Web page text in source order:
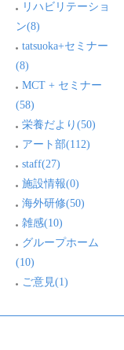
リハビリテーショ
ン(8)
tatsuoka+セミナー
(8)
MCT + セミナー
(58)
栄養だより(50)
アート部(112)
staff(27)
施設情報(0)
海外研修(50)
雑感(10)
グループホーム
(10)
ご意見(1)